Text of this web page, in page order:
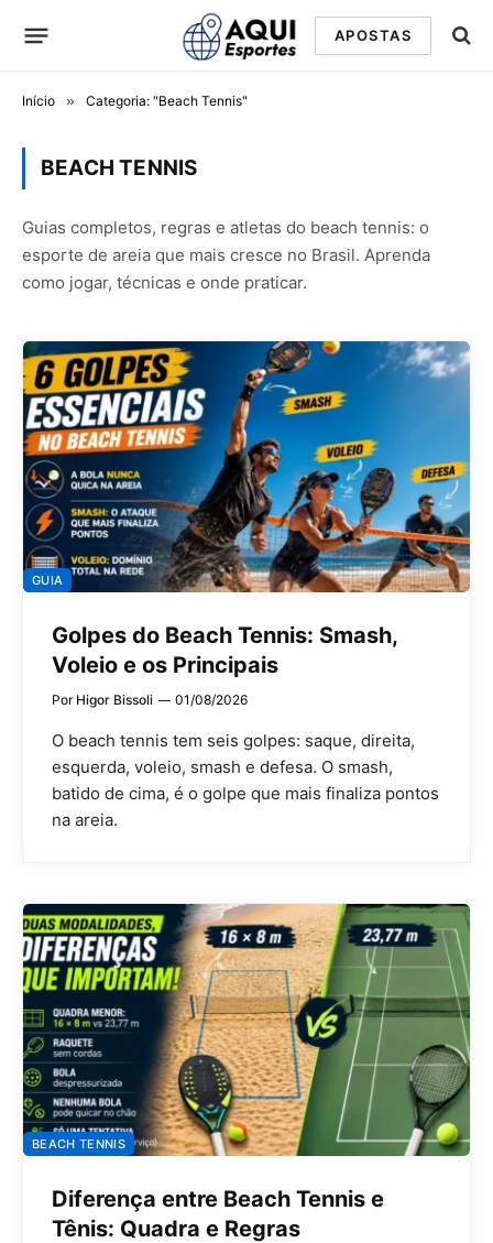
APOSTAS
Início » Categoria: "Beach Tennis"
BEACH TENNIS
Guias completos, regras e atletas do beach tennis: o
esporte de areia que mais cresce no Brasil. Aprenda
como jogar, técnicas e onde praticar.
GUIA
Golpes do Beach Tennis: Smash,
Voleio e os Principais
Por Higor Bissoli 01/08/2026
O beach tennis tem seis golpes: saque, direita,
esquerda, voleio, smash e defesa. O smash,
batido de cima, é o golpe que mais finaliza pontos
na areia.
BEACH TENNIS
Diferença entre Beach Tennis e
Tênis: Quadra e Regras